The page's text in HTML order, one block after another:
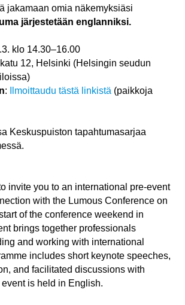
jakamaan omia näkemyksiäsi
järjestetään englanniksi.
klo 14.30–16.00
12, Helsinki (Helsingin seudun
: Ilmoittaudu tästä linkistä (paikkoja
Keskuspuiston tapahtumasarjaa
invite you to an international pre-event
with the Lumous Conference on
of the conference weekend in
brings together professionals
and working with international
includes short keynote speeches,
and facilitated discussions with
is held in English.